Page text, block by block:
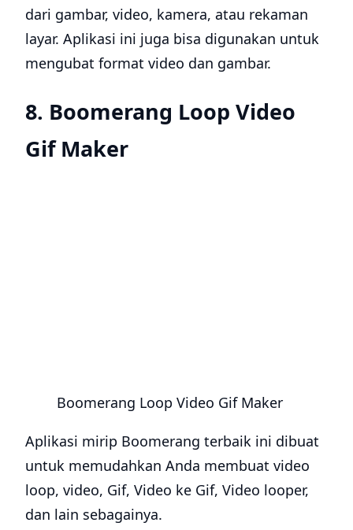
dari gambar, video, kamera, atau rekaman
layar. Aplikasi ini juga bisa digunakan untuk
mengubat format video dan gambar.
8. Boomerang Loop Video
Gif Maker
Boomerang Loop Video Gif Maker
Aplikasi mirip Boomerang terbaik ini dibuat
untuk memudahkan Anda membuat video
loop, video, Gif, Video ke Gif, Video looper,
dan lain sebagainya.